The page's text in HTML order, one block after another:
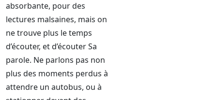
absorbante, pour des
lectures malsaines, mais on
ne trouve plus le temps
d’écouter, et d’écouter Sa
parole. Ne parlons pas non
plus des moments perdus à
attendre un autobus, ou à